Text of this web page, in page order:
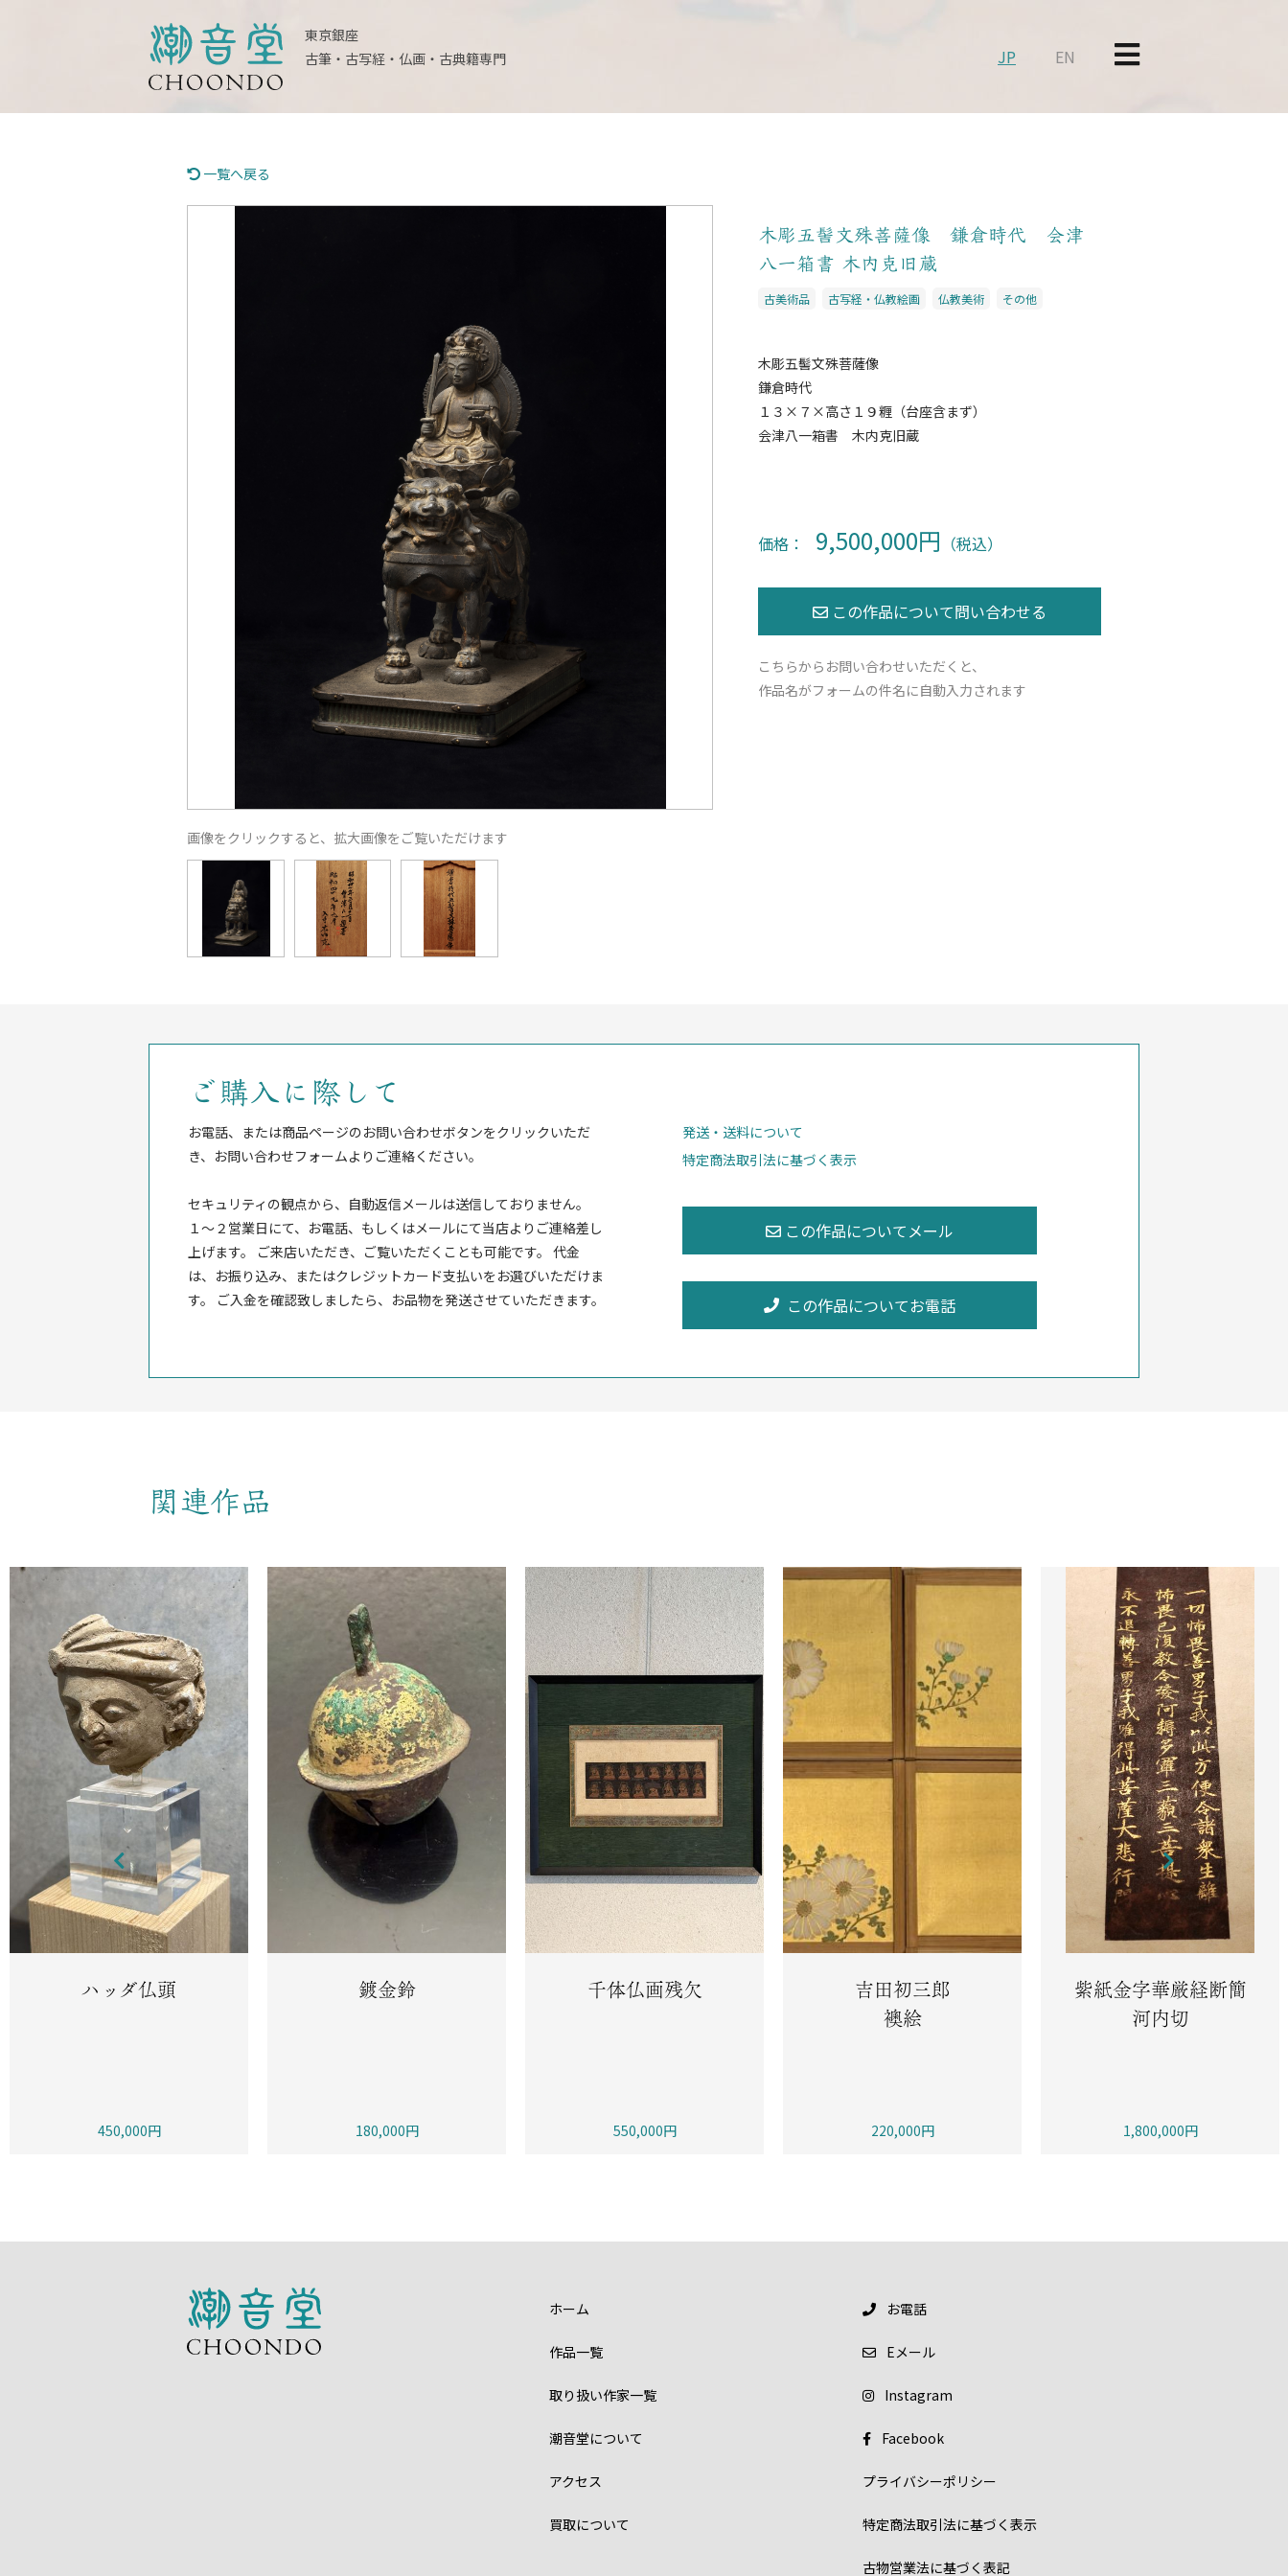
東京銀座
古筆・古写経・仏画・古典籍専門
JP EN
一覧へ戻る
画像をクリックすると、拡大画像をご覧いただけます
木彫五髻文殊菩薩像 鎌倉時代 会津
八一箱書 木内克旧蔵
古美術品 古写経・仏教絵画 仏教美術 その他
木彫五髻文殊菩薩像
鎌倉時代
１３×７×高さ１９糎（台座含まず）
会津八一箱書 木内克旧蔵
価格： 9,500,000円 （税込）
こちらからお問い合わせいただくと、
作品名がフォームの件名に自動入力されます
ご購入に際して
お電話、または商品ページのお問い合わせボタンをクリックいただ
き、お問い合わせフォームよりご連絡ください。
セキュリティの観点から、自動返信メールは送信しておりません。
１〜２営業日にて、お電話、もしくはメールにて当店よりご連絡差し
上げます。 ご来店いただき、ご覧いただくことも可能です。 代金
は、お振り込み、またはクレジットカード支払いをお選びいただけま
す。 ご入金を確認致しましたら、お品物を発送させていただきます。
発送・送料について
特定商法取引法に基づく表示
この作品についてお電話
関連作品
ハッダ仏頭
450,000円
鍍金鈴
180,000円
千体仏画残欠
550,000円
吉田初三郎
襖絵
220,000円
紫紙金字華厳経断簡
河内切
1,800,000円
ホーム
作品一覧
取り扱い作家一覧
潮音堂について
アクセス
買取について
お電話
Eメール
Instagram
Facebook
プライバシーポリシー
特定商法取引法に基づく表示
古物営業法に基づく表記